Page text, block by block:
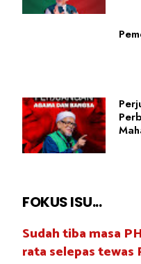
FOKUS ISU...
Sudah tiba masa
rata selepas tewas